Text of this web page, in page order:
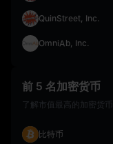
QuinStreet, Inc.
OmniAb, Inc.
前 5 名加密货币
了解市值最高的加密货币
比特币